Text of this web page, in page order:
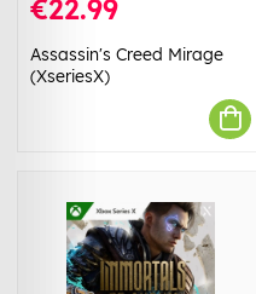
€22.99
Assassin's Creed Mirage
(XseriesX)